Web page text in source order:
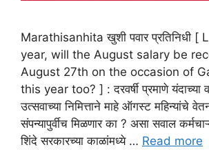
Marathisanhita खुशी पवार प्रतिनिधी [
year, will the August salary be
August 27th on the occasion of
this year too? ] : दरवर्षी प्रमाणे यंदाच्या
उत्सवाच्या निमित्ताने माहे ऑगस्ट महिन्यांचे
संपन्यापुर्वीच मिळणार का ? असा सवाल
शिंदे सरकारच्या काळांमध्ये … Read more